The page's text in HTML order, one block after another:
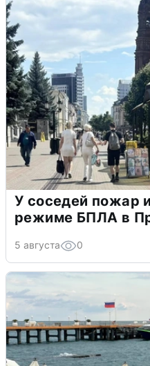
У соседей пожар
режиме БПЛА в
5 августа 0